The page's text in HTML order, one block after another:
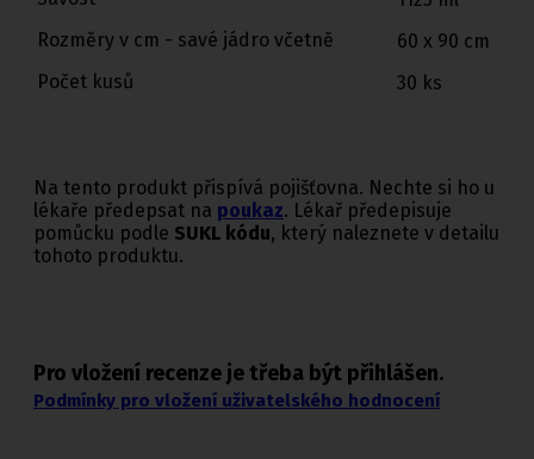
Rozměry v cm - savé jádro včetně
60 x 90 cm
Počet kusů
30 ks
Na tento produkt přispívá pojišťovna. Nechte si ho u
lékaře předepsat na poukaz. Lékař předepisuje
pomůcku podle SUKL kódu, který naleznete v detailu
tohoto produktu.
Pro vložení recenze je třeba být přihlášen.
Podmínky pro vložení uživatelského hodnocení